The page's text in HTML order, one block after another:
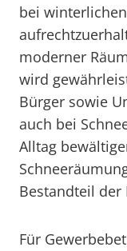
bei
moderner
wird
Bürger sowie
auch bei
Alltag
Bestandteil
Für